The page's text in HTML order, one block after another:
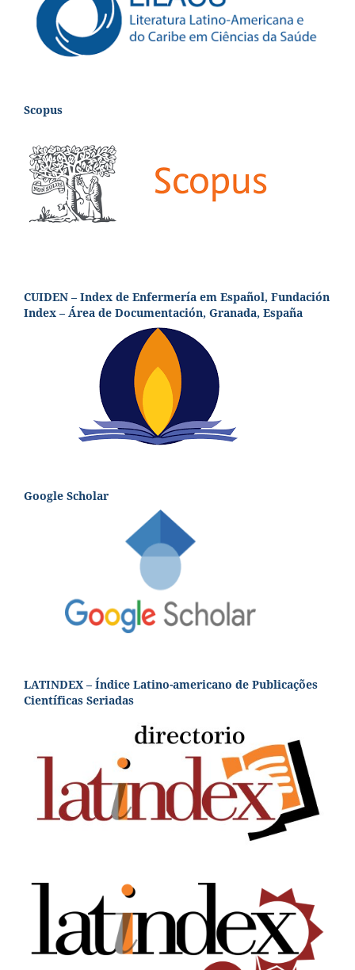
Scopus
CUIDEN – Index de Enfermería em Español, Fundación
Index – Área de Documentación, Granada, España
Google Scholar
LATINDEX – Índice Latino-americano de Publicações
Científicas Seriadas